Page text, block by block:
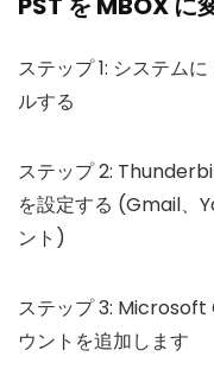
ステップ 1: システム
ルする
ステップ 2:
を設定する (Gmail、
ント)
ステップ 3: Microsoft
ウントを追加します